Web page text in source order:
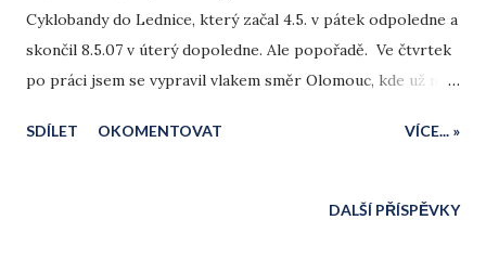
Cyklobandy do Lednice, který začal 4.5. v pátek odpoledne a
skončil 8.5.07 v úterý dopoledne. Ale popořadě. Ve čtvrtek
po práci jsem se vypravil vlakem směr Olomouc, kde už na
kterým jsem následující den vyjel směr Lednice.. Petr nás
popřál nám šťastnou cestu. S Radkem jsme dojeli do jeho
SDÍLET OKOMENTOVAT VÍCE... »
DALŠÍ PŘÍSPĚVKY